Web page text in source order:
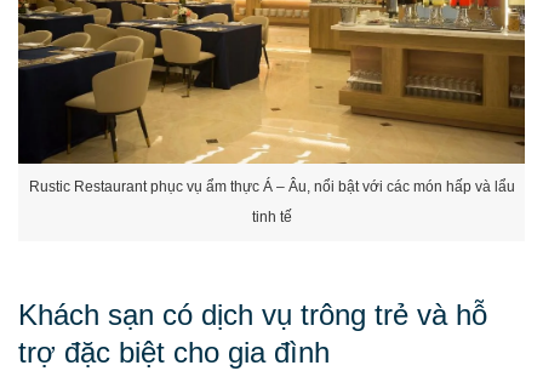
Rustic Restaurant phục vụ ẩm thực Á – Âu, nổi bật với các món hấp và lẩu
tinh tế
Khách sạn có dịch vụ trông trẻ và hỗ
trợ đặc biệt cho gia đình